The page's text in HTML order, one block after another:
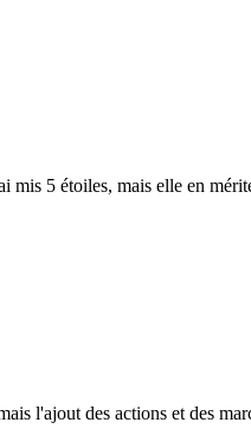
mis 5 étoiles, mais elle en
l'ajout des actions et des